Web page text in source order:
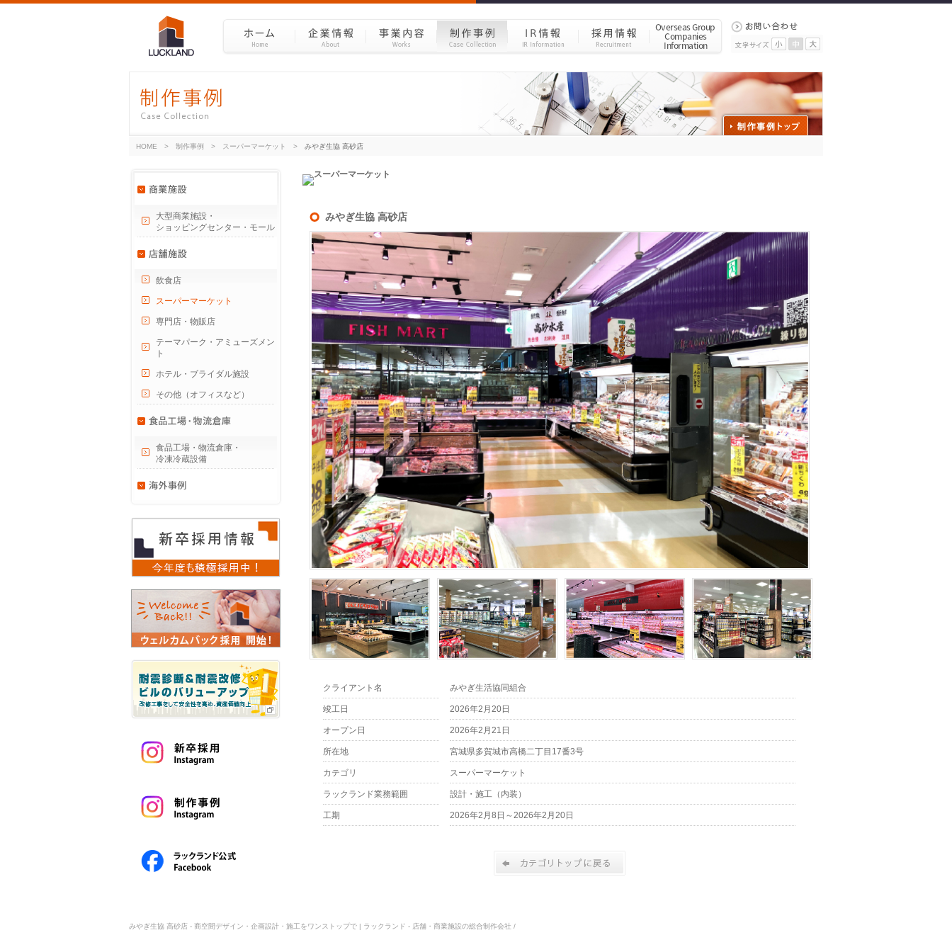
HOME > 制作事例 > スーパーマーケット > みやぎ生協 高砂店
みやぎ生協 高砂店
クライアント名 みやぎ生活協同組合
竣工日 2026年2月20日
オープン日 2026年2月21日
所在地 宮城県多賀城市高橋二丁目17番3号
カテゴリ スーパーマーケット
ラックランド業務範囲 設計・施工（内装）
工期 2026年2月8日～2026年2月20日
大型商業施設・
ショッピングセンター・モール
飲食店
スーパーマーケット
専門店・物販店
テーマパーク・アミューズメン
ト
ホテル・ブライダル施設
その他（オフィスなど）
食品工場・物流倉庫・
冷凍冷蔵設備
みやぎ生協 高砂店 - 商空間デザイン・企画設計・施工をワンストップで | ラックランド - 店舗・商業施設の総合制作会社 /